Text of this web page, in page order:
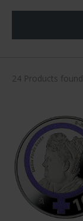
24 Products found